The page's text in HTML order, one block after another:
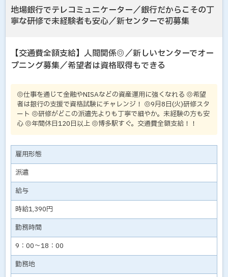
地場銀行でテレコミュニケーター／銀行だからこその丁
寧な研修で未経験者も安心／新センターで初募集
【交通費全額支給】人間関係◎／新しいセンターでオー
プニング募集／希望者は資格取得もできる
◎仕事を通じて金融やNISAなどの資産運用に強くなれる ◎希望
者は銀行の支援で資格試験にチャレンジ！ ◎9月8日(火)研修スタ
ート ◎研修がどこの派遣先よりも丁寧で細やか。未経験の方も安
心 ◎年間休日120日以上 ◎博多駅すぐ。交通費全額支給！！
雇用形態
派遣
給与
時給1,390円
勤務時間
9：00～18：00
勤務地